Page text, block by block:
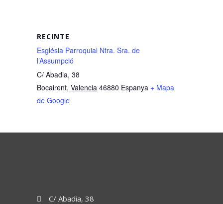
RECINTE
Església Parroquial Ntra. Sra. de
l’Assumpció
C/ Abadia, 38
Bocairent, Valencia 46880 Espanya + Mapa
de Google
C/ Abadia, 38